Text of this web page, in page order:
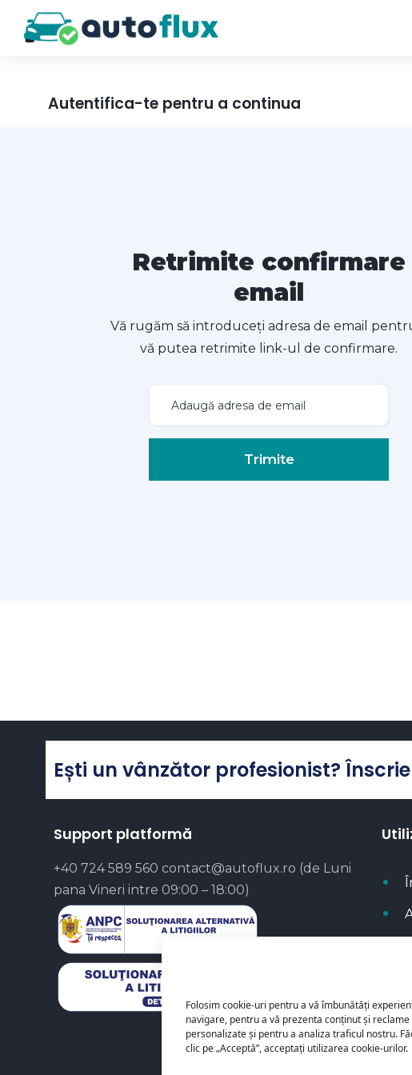
Folosim cookie-uri pentru a vă îmbunătăți
navigare, pentru a vă prezenta conținut și reclame
personalizate și pentru a analiza traficul nostru.
clic pe „Acceptă”, acceptați utilizarea cookie-urilor.
Autentifica-te pentru a continua
Retrimite confirmare
email
Vă rugăm să introduceți adresa de email
vă putea retrimite link-ul de confirmare.
Trimite
Ești un vânzător profesionist?
Support platformă
+40 724 589 560 contact@autoflux.ro (de Luni
pana Vineri intre 09:00 – 18:00)